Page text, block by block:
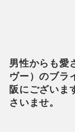
男性からも
ヴー）のブラ
阪にございま
さいませ。